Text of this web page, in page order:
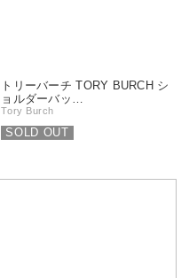
トリーバーチ TORY BURCH シ
ョルダーバッ…
Tory Burch
SOLD OUT